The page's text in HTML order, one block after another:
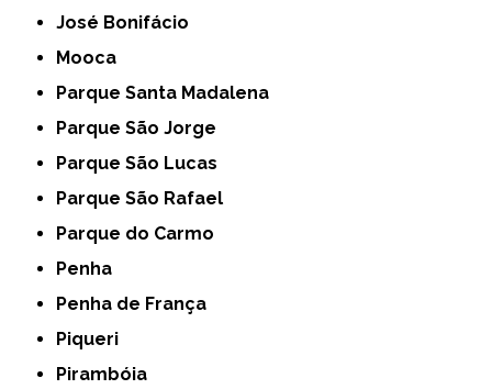
José Bonifácio
Mooca
Parque Santa Madalena
Parque São Jorge
Parque São Lucas
Parque São Rafael
Parque do Carmo
Penha
Penha de França
Piqueri
Pirambóia